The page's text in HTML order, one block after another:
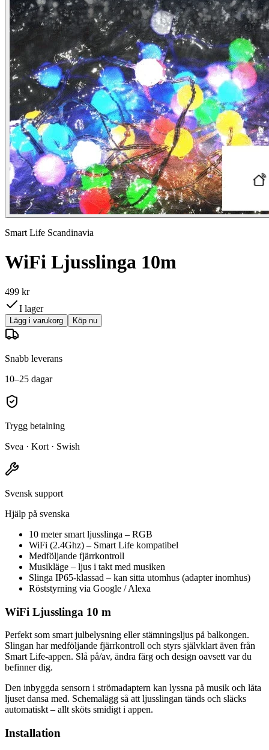
Smart Life Scandinavia
WiFi Ljusslinga 10m
499 kr
I lager
Lägg i varukorg Köp nu
Snabb leverans
10–25 dagar
Trygg betalning
Svea · Kort · Swish
Svensk support
Hjälp på svenska
10 meter smart ljusslinga – RGB
WiFi (2.4Ghz) – Smart Life kompatibel
Medföljande fjärrkontroll
Musikläge – ljus i takt med musiken
Slinga IP65-klassad – kan sitta utomhus (adapter inomhus)
Röststyrning via Google / Alexa
WiFi Ljusslinga 10 m
Perfekt som smart julbelysning eller stämningsljus på balkongen.
Slingan har medföljande fjärrkontroll och styrs självklart även från
Smart Life-appen. Slå på/av, ändra färg och design oavsett var du
befinner dig.
Den inbyggda sensorn i strömadaptern kan lyssna på musik och låta
ljuset dansa med. Schemalägg så att ljusslingan tänds och släcks
automatiskt – allt sköts smidigt i appen.
Installation